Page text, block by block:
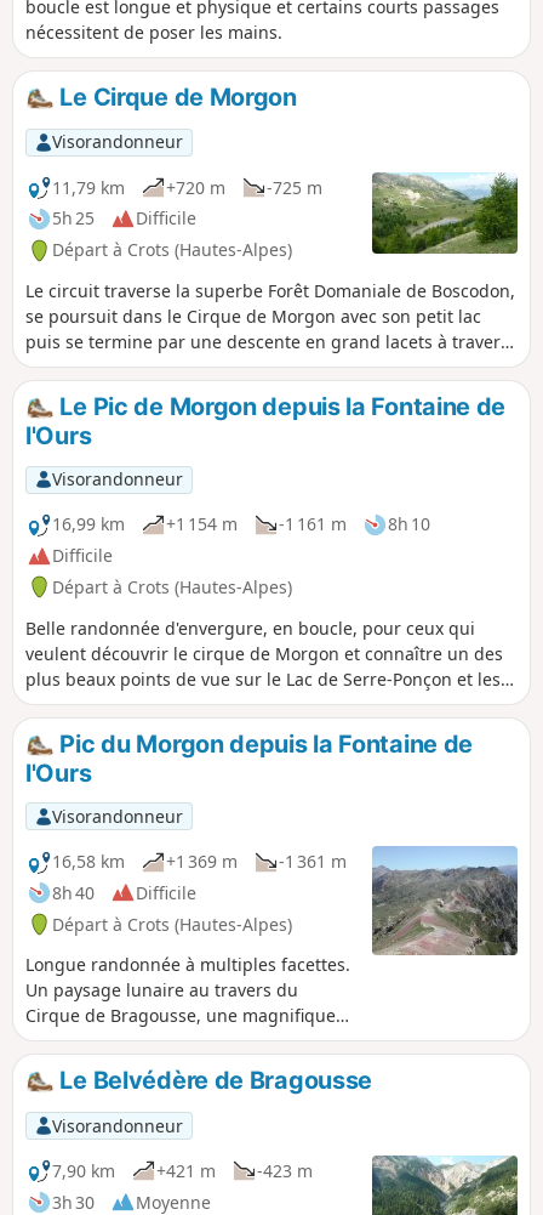
boucle est longue et physique et certains courts passages
nécessitent de poser les mains.
Le Cirque de Morgon
Visorandonneur
11,79 km
+720 m
-725 m
5h 25
Difficile
Départ à Crots (Hautes-Alpes)
Le circuit traverse la superbe Forêt Domaniale de Boscodon,
se poursuit dans le Cirque de Morgon avec son petit lac
puis se termine par une descente en grand lacets à travers
la forêt en lisière du Cirque de Bragousse. Au cours du
trajet, quelques belvédères permettent des vues splendides
sur le Lac de Serre-Ponçon, le Pic de Morgon et le Cirque de
Bragousse.
Le Pic de Morgon depuis la Fontaine de
l'Ours
Visorandonneur
16,99 km
+1 154 m -1 161 m
8h 10
Difficile
Départ à Crots (Hautes-Alpes)
Belle randonnée d'envergure, en boucle, pour ceux qui
veulent découvrir le cirque de Morgon et connaître un des
plus beaux points de vue sur le Lac de Serre-Ponçon et les
sommets environnants.L'automne avec ses couleurs est la
période à privilégier.
Pic du Morgon depuis la Fontaine de
l'Ours
Visorandonneur
16,58 km
+1 369 m
-1 361 m
8h 40
Difficile
Départ à Crots (Hautes-Alpes)
Longue randonnée à multiples facettes.
Un paysage lunaire au travers du
Cirque de Bragousse, une magnifique
prairie au travers du cirque du Morgon
avec son petit lac sacré (Lac Saint-
Pierre), si vous avez la chance de le voir
en eau et ses innombrables marmottes
et enfin un panorama inoubliable
depuis le Pic du Morgon.
Le Belvédère de Bragousse
Visorandonneur
7,90 km
+421 m
-423 m
3h 30
Moyenne